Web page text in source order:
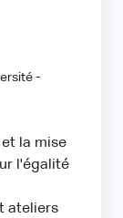
-
la mise
l'égalité
ateliers